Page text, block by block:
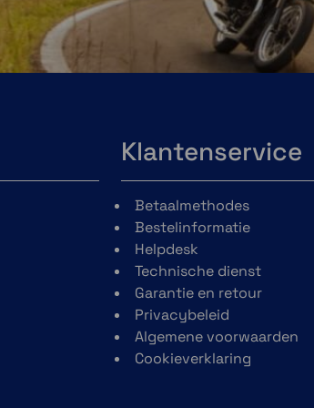
Schaf een Outdoor Maps+
abonnement aan voor
doorlopende toegang tot
premium kaartinhoud,
waaronder HD-
reliëfarcering met
Klantenservice
Betaalmethodes
Bestelinformatie
Helpdesk
Technische dienst
Garantie en retour
Privacybeleid
Algemene voorwaarden
Cookieverklaring